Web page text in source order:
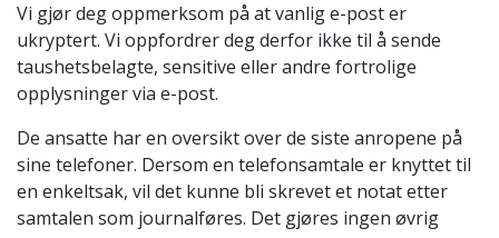
Vi gjør deg oppmerksom på at vanlig e-post er
ukryptert. Vi oppfordrer deg derfor ikke til å sende
taushetsbelagte, sensitive eller andre fortrolige
opplysninger via e-post.
De ansatte har en oversikt over de siste anropene på
sine telefoner. Dersom en telefonsamtale er knyttet til
en enkeltsak, vil det kunne bli skrevet et notat etter
samtalen som journalføres. Det gjøres ingen øvrig